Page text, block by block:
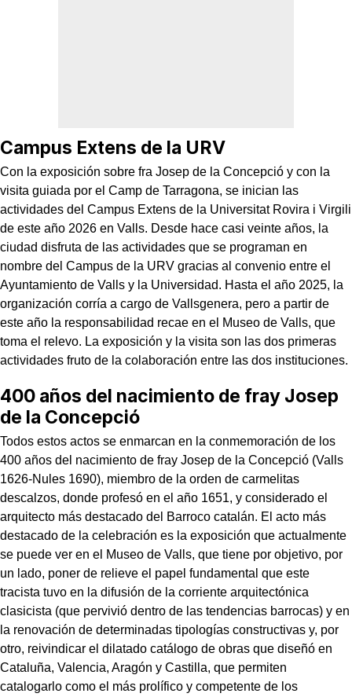
Campus Extens de la URV
Con la exposición sobre fra Josep de la Concepció y con la
visita guiada por el Camp de Tarragona, se inician las
actividades del Campus Extens de la Universitat Rovira i Virgili
de este año 2026 en Valls. Desde hace casi veinte años, la
ciudad disfruta de las actividades que se programan en
nombre del Campus de la URV gracias al convenio entre el
Ayuntamiento de Valls y la Universidad. Hasta el año 2025, la
organización corría a cargo de Vallsgenera, pero a partir de
este año la responsabilidad recae en el Museo de Valls, que
toma el relevo. La exposición y la visita son las dos primeras
actividades fruto de la colaboración entre las dos instituciones.
400 años del nacimiento de fray Josep
de la Concepció
Todos estos actos se enmarcan en la conmemoración de los
400 años del nacimiento de fray Josep de la Concepció (Valls
1626-Nules 1690), miembro de la orden de carmelitas
descalzos, donde profesó en el año 1651, y considerado el
arquitecto más destacado del Barroco catalán. El acto más
destacado de la celebración es la exposición que actualmente
se puede ver en el Museo de Valls, que tiene por objetivo, por
un lado, poner de relieve el papel fundamental que este
tracista tuvo en la difusión de la corriente arquitectónica
clasicista (que pervivió dentro de las tendencias barrocas) y en
la renovación de determinadas tipologías constructivas y, por
otro, reivindicar el dilatado catálogo de obras que diseñó en
Cataluña, Valencia, Aragón y Castilla, que permiten
catalogarlo como el más prolífico y competente de los